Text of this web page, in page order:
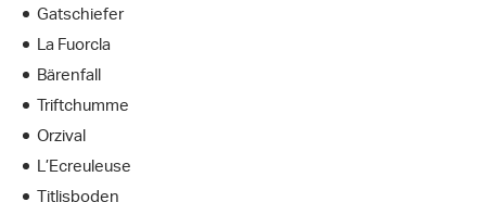
Gatschiefer
La Fuorcla
Bärenfall
Triftchumme
Orzival
L’Ecreuleuse